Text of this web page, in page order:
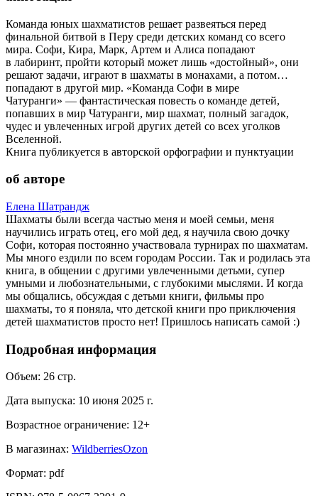
Команда юных шахматистов решает развеяться перед
финальной битвой в Перу среди детских команд со всего
мира. Софи, Кира, Марк, Артем и Алиса попадают
в лабиринт, пройти который может лишь «достойный», они
решают задачи, играют в шахматы в монахами, а потом…
попадают в другой мир. «Команда Софи в мире
Чатуранги» — фантастическая повесть о команде детей,
попавших в мир Чатуранги, мир шахмат, полный загадок,
чудес и увлеченных игрой других детей со всех уголков
Вселенной.
Книга публикуется в авторской орфографии и пунктуации
об авторе
Елена Шатрандж
Шахматы были всегда частью меня и моей семьи, меня
научились играть отец, его мой дед, я научила свою дочку
Софи, которая постоянно участвовала турнирах по шахматам.
Мы много ездили по всем городам России. Так и родилась эта
книга, в общении с другими увлеченными детьми, супер
умными и любознательными, с глубокими мыслями. И когда
мы общались, обсуждая с детьми книги, фильмы про
шахматы, то я поняла, что детской книги про приключения
детей шахматистов просто нет! Пришлось написать самой :)
Подробная информация
Объем: 26 стр.
Дата выпуска: 10 июня 2025 г.
Возрастное ограничение: 12+
В магазинах: WildberriesOzon
Формат: pdf